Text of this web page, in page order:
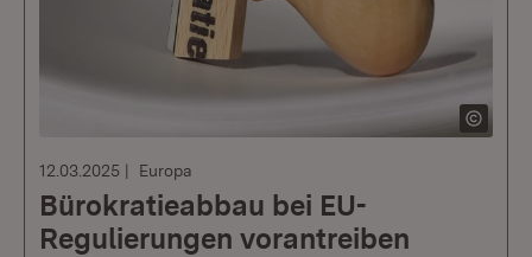
12.03.2025 Europa
Bürokratieabbau bei EU-
Regulierungen vorantreiben